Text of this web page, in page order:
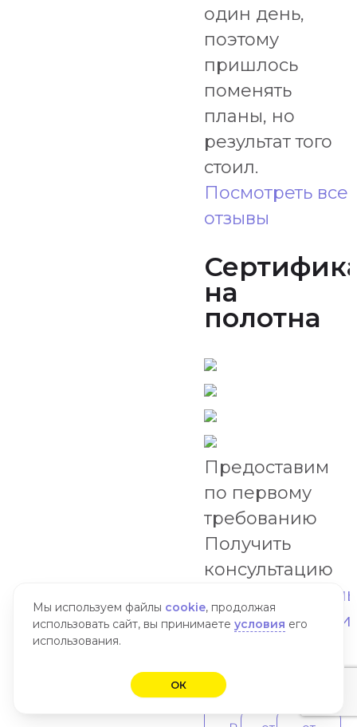
один день,
поэтому
пришлось
поменять
планы, но
результат того
стоил.
Посмотреть все
отзывы
на
полотна
Предоставим
по первому
требованию
Получить
консультацию
потолки
потолкипотолки
Мы используем файлы cookie, продолжая
использовать сайт, вы принимаете условия его
использования.
ОК